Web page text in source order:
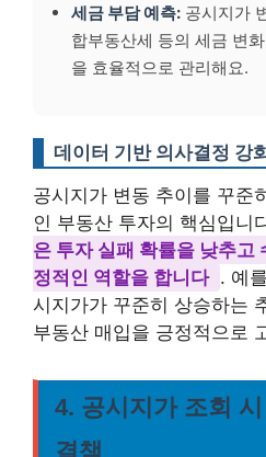
세금 부담 예측: 공시지가
합부동산세 등의 세금 변
을 효율적으로 관리해요.
데이터 기반 의사결정 강
공시지가 변동 추이를 꾸준
인 부동산 투자의 핵심입니
은 투자 실패 확률을 낮추고
정적인 역할을 합니다 . 예
시지가가 꾸준히 상승하는
부동산 매입을 긍정적으로
4. 공시지가 조회
결책